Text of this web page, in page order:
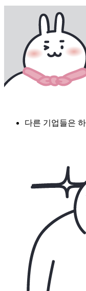
다른 기업들은